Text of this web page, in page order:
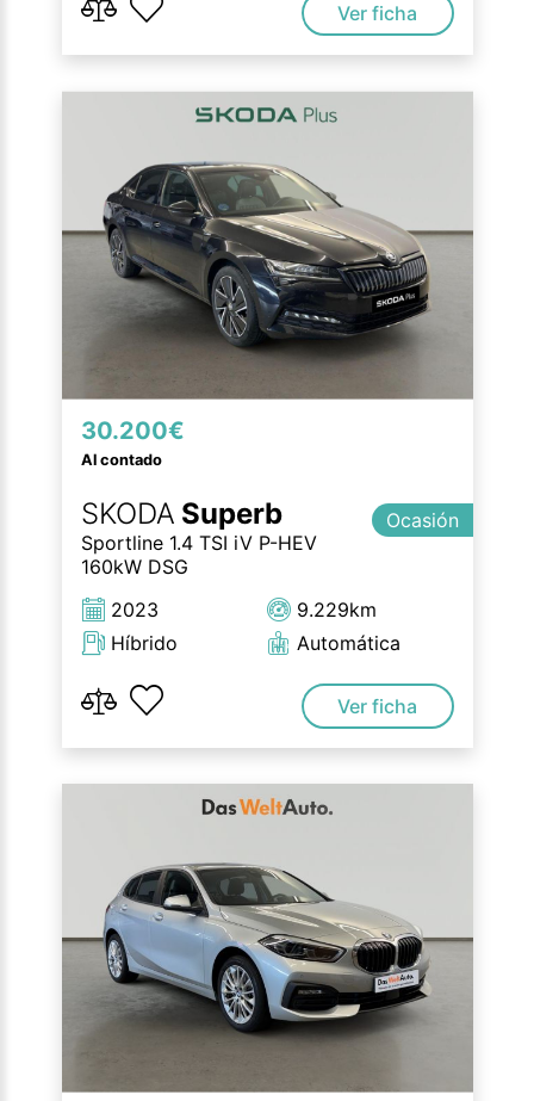
Ver ficha
30.200€
Al contado
SKODA Superb
Sportline 1.4 TSI iV P-HEV
160kW DSG
Ocasión
2023
Híbrido
9.229km
Automática
Ver ficha